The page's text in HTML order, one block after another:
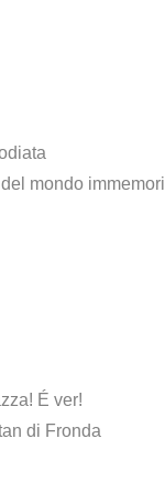
mondo immemori
É ver!
di Fronda